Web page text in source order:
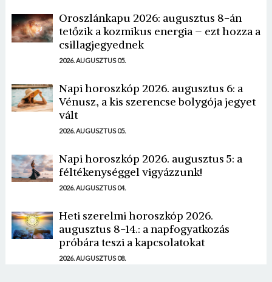
Oroszlánkapu 2026: augusztus 8-án
tetőzik a kozmikus energia – ezt hozza a
csillagjegyednek
2026. AUGUSZTUS 05.
Napi horoszkóp 2026. augusztus 6: a
Vénusz, a kis szerencse bolygója jegyet
vált
2026. AUGUSZTUS 05.
Napi horoszkóp 2026. augusztus 5: a
féltékenységgel vigyázzunk!
2026. AUGUSZTUS 04.
Heti szerelmi horoszkóp 2026.
augusztus 8-14.: a napfogyatkozás
próbára teszi a kapcsolatokat
2026. AUGUSZTUS 08.